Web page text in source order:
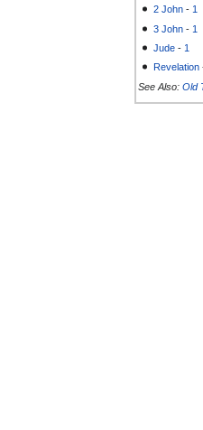
2 John -1
3 John - 1
Jude - 1
Revelation
See Also: Old